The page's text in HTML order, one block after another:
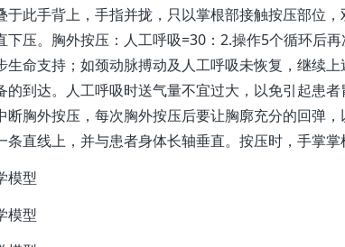
于此手背上，手指并拢，只以掌根部接触按压部位
下压。胸外按压：人工呼吸=30：2.操作5个循环后
生命支持；如颈动脉搏动及人工呼吸未恢复，继续
的到达。人工呼吸时送气量不宜过大，以免引起患
断胸外按压，每次胸外按压后要让胸廓充分的回弹
条直线上，并与患者身体长轴垂直。按压时，手掌掌